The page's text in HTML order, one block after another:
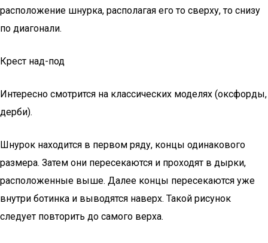
расположение шнурка, располагая его то сверху, то снизу
по диагонали.
Крест над-под
Интересно смотрится на классических моделях (оксфорды,
дерби).
Шнурок находится в первом ряду, концы одинакового
размера. Затем они пересекаются и проходят в дырки,
расположенные выше. Далее концы пересекаются уже
внутри ботинка и выводятся наверх. Такой рисунок
следует повторить до самого верха.